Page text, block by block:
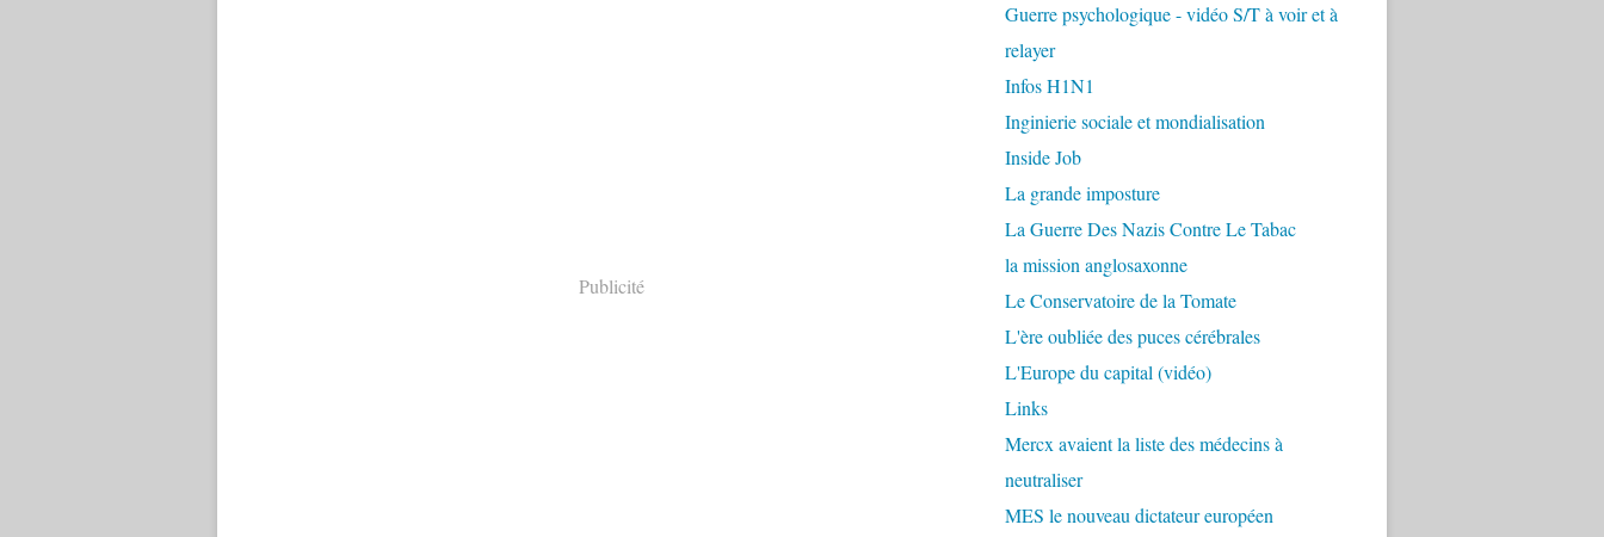
Publicité
Guerre psychologique - vidéo S/T à voir et à
relayer
Infos H1N1
Inginierie sociale et mondialisation
Inside Job
La grande imposture
La Guerre Des Nazis Contre Le Tabac
la mission anglosaxonne
Le Conservatoire de la Tomate
L'ère oubliée des puces cérébrales
L'Europe du capital (vidéo)
Links
Mercx avaient la liste des médecins à
neutraliser
MES le nouveau dictateur européen